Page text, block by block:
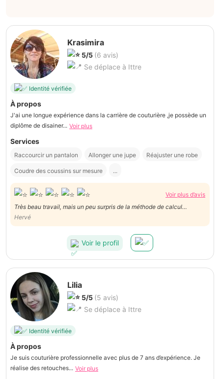
Krasimira
5/5 (6 avis)
Se déplace à Ittre
Identité vérifiée
À propos
J'ai une longue expérience dans la carrière de couturière ,je possède un
diplôme de disainer... Voir plus
Services
Raccourcir un pantalon Allonger une jupe Réajuster une robe
Coudre des coussins sur mesure ...
Voir plus d’avis
Très beau travail, mais un peu surpris de la méthode de calcul
différente de celle proposée. Elle annonçait un tarif horaire et elle a
proposé un forfait. Sinon, elle est très courtoise et courageuse et je
Hervé
Voir le profil
Lilia
5/5 (5 avis)
Se déplace à Ittre
Identité vérifiée
À propos
Je suis couturière professionnelle avec plus de 7 ans d’expérience. Je
réalise des retouches... Voir plus